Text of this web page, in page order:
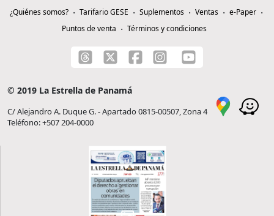
¿Quiénes somos? Tarifario GESE Suplementos Ventas
e-Paper
Puntos de venta
Términos y condiciones
© 2019 La Estrella de Panamá
C/ Alejandro A. Duque G. - Apartado 0815-00507, Zona 4
Teléfono: +507 204-0000